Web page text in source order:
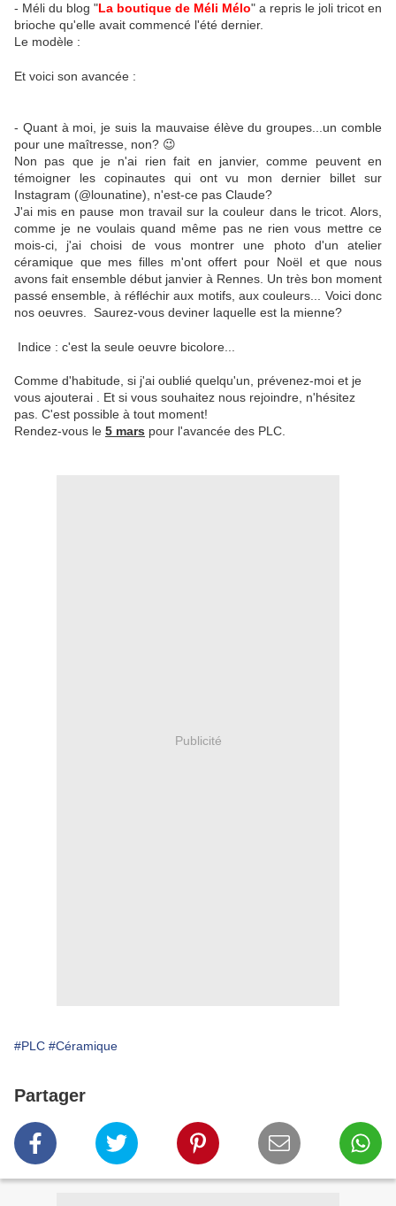
- Méli du blog "La boutique de Méli Mélo" a repris le joli tricot en
brioche qu'elle avait commencé l'été dernier.
Le modèle :
Et voici son avancée :
- Quant à moi, je suis la mauvaise élève du groupes...un comble
pour une maîtresse, non? 😉
Non pas que je n'ai rien fait en janvier, comme peuvent en
témoigner les copinautes qui ont vu mon dernier billet sur
Instagram (@lounatine), n'est-ce pas Claude?
J'ai mis en pause mon travail sur la couleur dans le tricot. Alors,
comme je ne voulais quand même pas ne rien vous mettre ce
mois-ci, j'ai choisi de vous montrer une photo d'un atelier
céramique que mes filles m'ont offert pour Noël et que nous
avons fait ensemble début janvier à Rennes. Un très bon moment
passé ensemble, à réfléchir aux motifs, aux couleurs... Voici donc
nos oeuvres. Saurez-vous deviner laquelle est la mienne?
Indice : c'est la seule oeuvre bicolore...
Comme d'habitude, si j'ai oublié quelqu'un, prévenez-moi et je
vous ajouterai . Et si vous souhaitez nous rejoindre, n'hésitez
pas. C'est possible à tout moment!
Rendez-vous le 5 mars pour l'avancée des PLC.
Publicité
#PLC #Céramique
Partager